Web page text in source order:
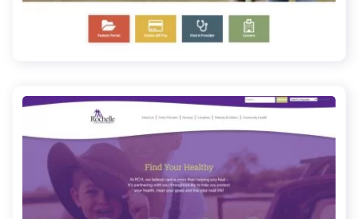
garfieldcountyhospital.com